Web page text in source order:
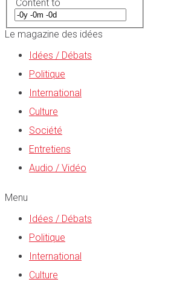
Content to
Le magazine des idées
Idées / Débats
Politique
International
Culture
Société
Entretiens
Audio / Vidéo
Menu
Idées / Débats
Politique
International
Culture